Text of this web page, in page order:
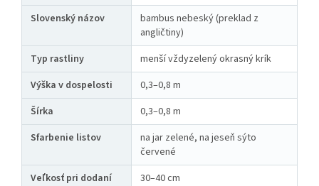
Slovenský názov
bambus nebeský (preklad z
angličtiny)
Typ rastliny
menší vždyzelený okrasný krík
Výška v dospelosti
0,3–0,8 m
Šírka
0,3–0,8 m
Sfarbenie listov
na jar zelené, na jeseň sýto
červené
Veľkosť pri dodaní
30–40 cm